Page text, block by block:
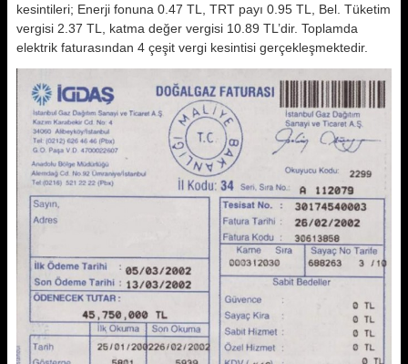
kesintileri; Enerji fonuna 0.47 TL, TRT payı 0.95 TL, Bel. Tüketim
vergisi 2.37 TL, katma değer vergisi 10.89 TL’dir. Toplamda
elektrik faturasından 4 çeşit vergi kesintisi gerçekleşmektedir.